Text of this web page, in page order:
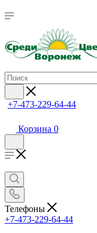
+7-473-229-64-44
Корзина 0
Телефоны
+7-473-229-64-44